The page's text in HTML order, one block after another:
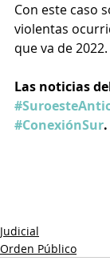
Con este caso
violentas
que va de 2022.
Las noticias
#ConexiónSur.
Judicial
Orden Público